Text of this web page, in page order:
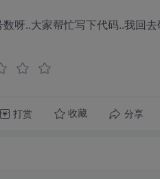
呀..大家帮忙写下代码..我回去
打赏 收藏 分享